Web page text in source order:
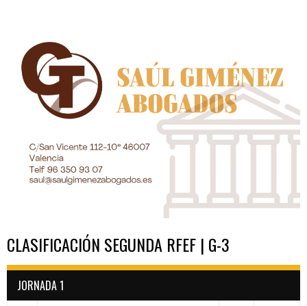
ENTRADAS
CLASIFICACIÓN SEGUNDA RFEF | G-3
JORNADA 1